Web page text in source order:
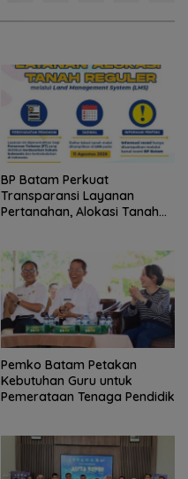
BP Batam Perkuat
Transparansi Layanan
Pertanahan, Alokasi Tanah
Pemko Batam Petakan
Kebutuhan Guru untuk
Pemerataan Tenaga Pendidik